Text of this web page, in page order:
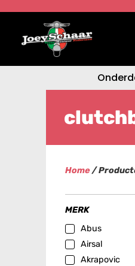
Home/
MERK
Abus
Airsal
Akrapovic